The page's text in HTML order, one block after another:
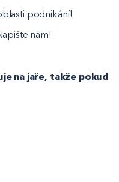
podnikání!
nám!
na jaře, takže pokud